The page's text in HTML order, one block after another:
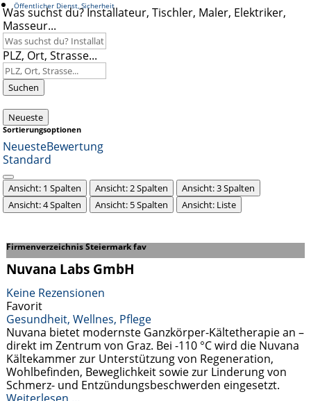
Öffentlicher Dienst, Sicherheit
Was suchst du? Installateur, Tischler, Maler, Elektriker,
Masseur...
PLZ, Ort, Strasse...
Suchen
Neueste
Sortierungsoptionen
NeuesteBewertung
Standard
Ansicht: 1 Spalten Ansicht: 2 Spalten
Ansicht: 3 Spalten
Ansicht: 4 Spalten
Ansicht: 5 Spalten Ansicht: Liste
Firmenverzeichnis Steiermark fav
Nuvana Labs GmbH
Keine Rezensionen
Favorit
Gesundheit, Wellnes, Pflege
Nuvana bietet modernste Ganzkörper-Kältetherapie an –
direkt im Zentrum von Graz. Bei -110 °C wird die Nuvana
Kältekammer zur Unterstützung von Regeneration,
Wohlbefinden, Beweglichkeit sowie zur Linderung von
Schmerz- und Entzündungsbeschwerden eingesetzt.